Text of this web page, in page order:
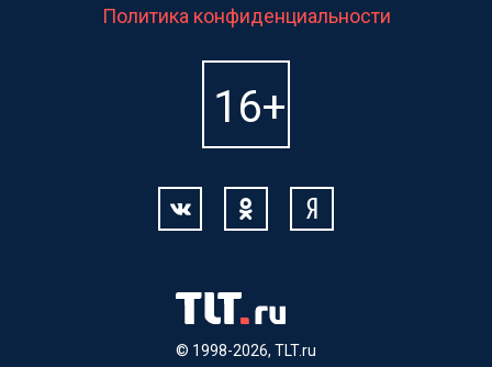
© 1998-2026, TLT.ru
Политика конфиденциальности